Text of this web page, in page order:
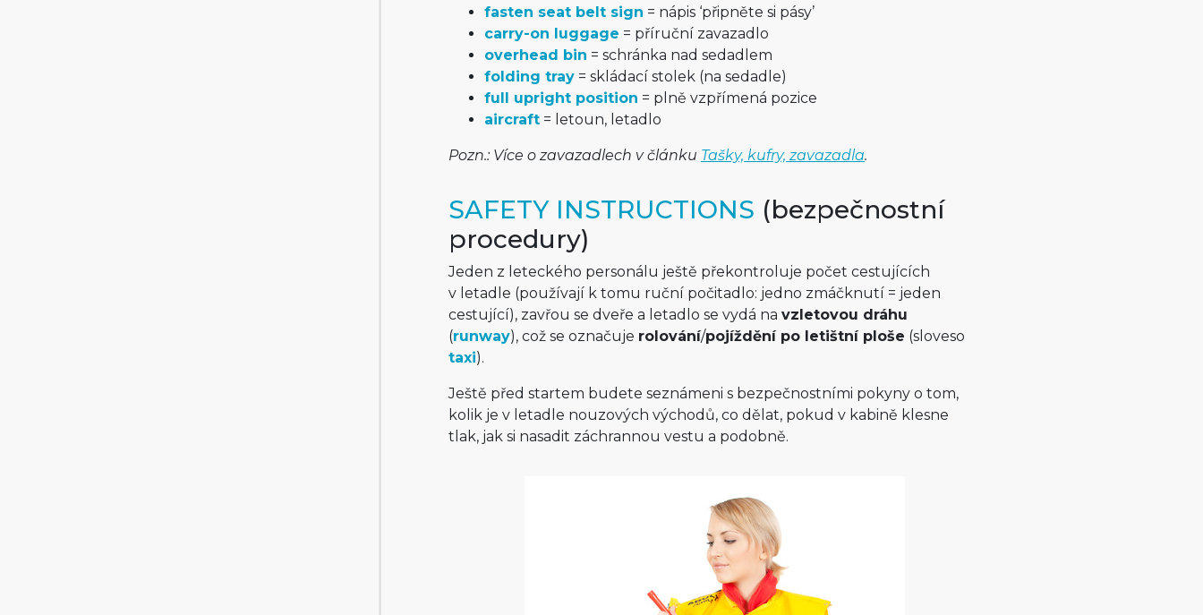
fasten seat belt sign = nápis ‘připněte si pásy’
carry-on luggage = příruční zavazadlo
overhead bin = schránka nad sedadlem
folding tray= skládací stolek (na sedadle)
full upright position = plně vzpřímená pozice
aircraft= letoun, letadlo
Pozn.: Více o zavazadlech v článku Tašky, kufry, zavazadla.
SAFETY INSTRUCTIONS (bezpečnostní
procedury)
Jeden z leteckého personálu ještě překontroluje počet cestujících
v letadle (používají k tomu ruční počitadlo: jedno zmáčknutí = jeden
cestující), zavřou se dveře a letadlo se vydá na vzletovou dráhu
(runway), což se označuje rolování/pojíž­dění po letištní ploše (sloveso
taxi).
Ještě před startem budete seznámeni s bezpečnostními pokyny o tom,
kolik je v letadle nouzových východů, co dělat, pokud v kabině klesne
tlak, jak si nasadit záchrannou vestu a podobně.